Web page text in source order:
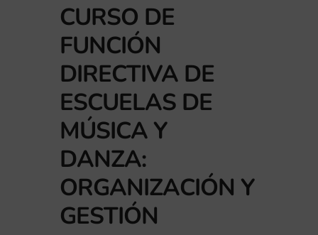
CURSO DE
FUNCIÓN
DIRECTIVA DE
ESCUELAS DE
MÚSICA Y
DANZA:
ORGANIZACIÓN Y
GESTIÓN